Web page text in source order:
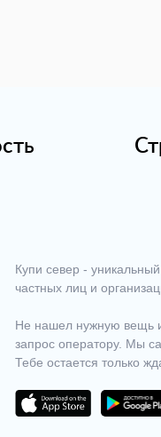
Купи север -
частных лиц и
Не нашел нужную вещь
запрос оператору. Мы
Тебе остается только